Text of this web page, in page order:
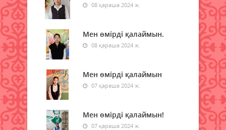
Донор мен реципиенттің
сәйкестігін бағалайтын AI қалай
жұмыс істейді
05 тамыз 2026 ж. 96
Қазақстанда 200-ден астам
ресейлік телеарна тіркелген
05 тамыз 2026 ж.
Көлік министрлігі демалыс
кезеңінде қазақстандықтарға
08 қараша 2024 ж.
Мен өмірді қалаймын.
08 қараша 2024 ж.
Мен өмірді қалаймын
07 қараша 2024 ж.
Мен өмірді қалаймын!
07 қараша 2024 ж.